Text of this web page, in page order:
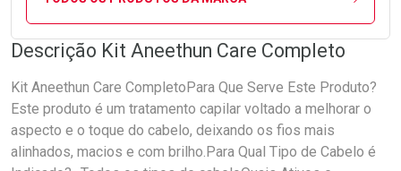
Descrição Kit Aneethun Care Completo
Kit Aneethun Care CompletoPara Que Serve Este Produto?
Este produto é um tratamento capilar voltado a melhorar o
aspecto e o toque do cabelo, deixando os fios mais
alinhados, macios e com brilho.Para Qual Tipo de Cabelo é